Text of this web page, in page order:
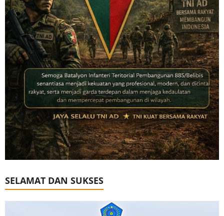
SELAMAT DAN SUKSES